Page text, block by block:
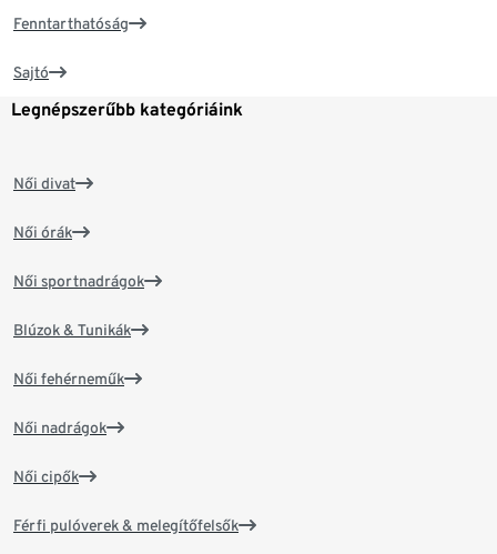
Fenntarthatóság
Sajtó
Legnépszerűbb kategóriáink
Női divat
Női órák
Női sportnadrágok
Blúzok & Tunikák
Női fehérneműk
Női nadrágok
Női cipők
Férfi pulóverek & melegítőfelsők